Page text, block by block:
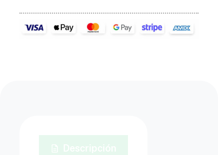
diseño
para
Descripción